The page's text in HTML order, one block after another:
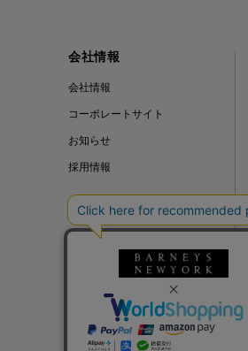
会社情報
会社情報
コーポレートサイト
お知らせ
採用情報